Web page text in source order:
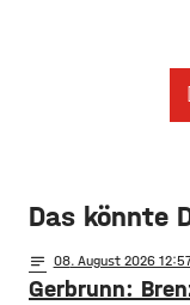
Das könnte
notes 08. August 2026
Gerbrunn: